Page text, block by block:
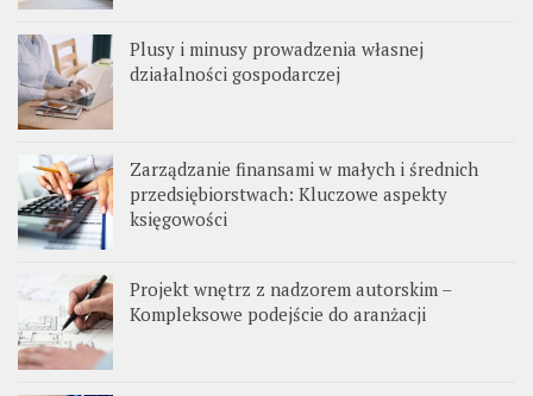
Plusy i minusy prowadzenia własnej
działalności gospodarczej
Zarządzanie finansami w małych i średnich
przedsiębiorstwach: Kluczowe aspekty
księgowości
Projekt wnętrz z nadzorem autorskim –
Kompleksowe podejście do aranżacji